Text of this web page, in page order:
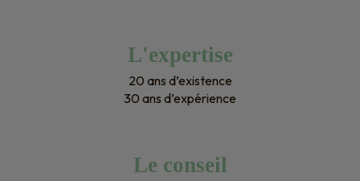
L'expertise
20 ans d’existence
30 ans d’expérience
Le conseil